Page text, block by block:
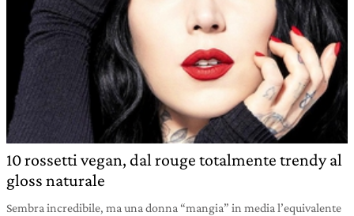
10 rossetti vegan, dal rouge totalmente trendy al
gloss naturale
Sembra incredibile, ma una donna “mangia” in media l’equivalente